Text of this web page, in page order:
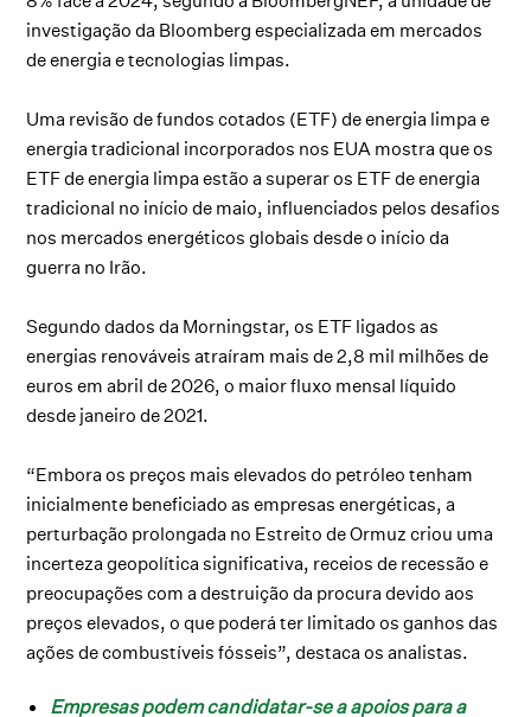
investigação da Bloomberg especializada em mercados
de energia e tecnologias limpas.
Uma revisão de fundos cotados (ETF) de energia limpa e
energia tradicional incorporados nos EUA mostra que os
ETF de energia limpa estão a superar os ETF de energia
tradicional no início de maio, influenciados pelos desafios
nos mercados energéticos globais desde o início da
guerra no Irão.
Segundo dados da Morningstar, os ETF ligados as
energias renováveis atraíram mais de 2,8 mil milhões de
euros em abril de 2026, o maior fluxo mensal líquido
desde janeiro de 2021.
“Embora os preços mais elevados do petróleo tenham
inicialmente beneficiado as empresas energéticas, a
perturbação prolongada no Estreito de Ormuz criou uma
incerteza geopolítica significativa, receios de recessão e
preocupações com a destruição da procura devido aos
preços elevados, o que poderá ter limitado os ganhos das
ações de combustíveis fósseis”, destaca os analistas.
Empresas podem candidatar-se a apoios para a